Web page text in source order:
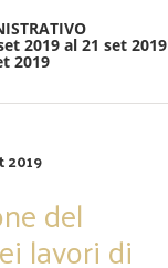
2019 al 21 set 2019
2019
2019
del
lavori di